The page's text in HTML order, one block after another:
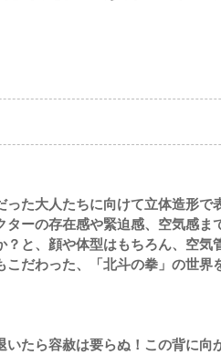
た大人たちに向けて立体造形で
ターの存在感や緊迫感、空気感
と、顔や体型はもちろん、空
だわった、「北斗の拳」の世界
いたら容赦は要らぬ！この背に